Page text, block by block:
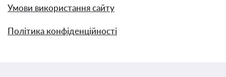
Умови використання сайту
Політика конфіденційності